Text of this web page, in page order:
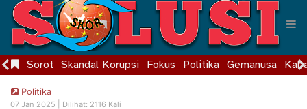
Sorot Skandal Korupsi Fokus Politika Gemanusa
Politika
07 Jan 2025 | Dilihat: 2116 Kali